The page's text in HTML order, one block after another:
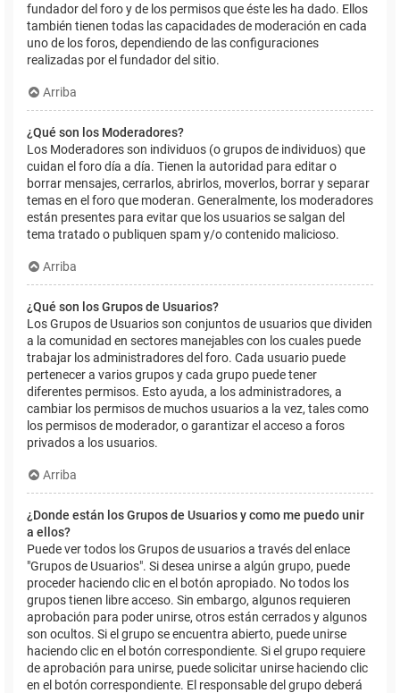
fundador del foro y de los permisos que éste les ha dado. Ellos
también tienen todas las capacidades de moderación en cada
uno de los foros, dependiendo de las configuraciones
realizadas por el fundador del sitio.
Arriba
¿Qué son los Moderadores?
Los Moderadores son individuos (o grupos de individuos) que
cuidan el foro día a día. Tienen la autoridad para editar o
borrar mensajes, cerrarlos, abrirlos, moverlos, borrar y separar
temas en el foro que moderan. Generalmente, los moderadores
están presentes para evitar que los usuarios se salgan del
tema tratado o publiquen spam y/o contenido malicioso.
Arriba
¿Qué son los Grupos de Usuarios?
Los Grupos de Usuarios son conjuntos de usuarios que dividen
a la comunidad en sectores manejables con los cuales puede
trabajar los administradores del foro. Cada usuario puede
pertenecer a varios grupos y cada grupo puede tener
diferentes permisos. Esto ayuda, a los administradores, a
cambiar los permisos de muchos usuarios a la vez, tales como
los permisos de moderador, o garantizar el acceso a foros
privados a los usuarios.
Arriba
¿Donde están los Grupos de Usuarios y como me puedo unir
a ellos?
Puede ver todos los Grupos de usuarios a través del enlace
"Grupos de Usuarios". Si desea unirse a algún grupo, puede
proceder haciendo clic en el botón apropiado. No todos los
grupos tienen libre acceso. Sin embargo, algunos requieren
aprobación para poder unirse, otros están cerrados y algunos
son ocultos. Si el grupo se encuentra abierto, puede unirse
haciendo clic en el botón correspondiente. Si el grupo requiere
de aprobación para unirse, puede solicitar unirse haciendo clic
en el botón correspondiente. El responsable del grupo deberá